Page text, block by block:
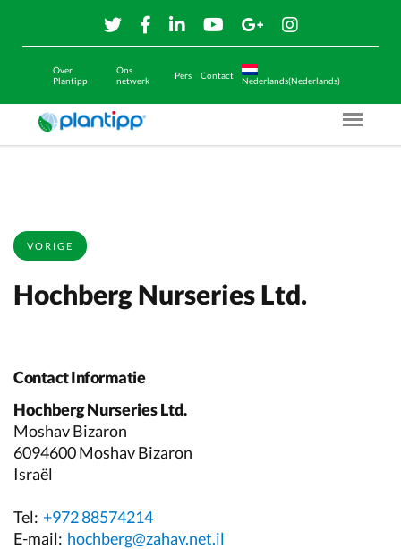
Over
Plantipp
Ons
netwerk
Pers Contact
Nederlands(Nederlands)
Menu
VORIGE
Hochberg Nurseries Ltd.
Contact Informatie
Hochberg Nurseries Ltd.
Moshav Bizaron
6094600 Moshav Bizaron
Israël
Tel: +972 88574214
E-mail: hochberg@zahav.net.il